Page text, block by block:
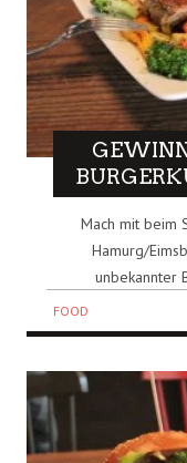
Mach mit beim
Hamurg/
unbekannter
FOOD